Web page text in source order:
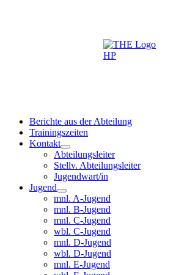
Berichte aus der Abteilung
Trainingszeiten
Kontakt
Abteilungsleiter
Stellv. Abteilungsleiter
Jugendwart/in
Jugend
mnl. A-Jugend
mnl. B-Jugend
mnl. C-Jugend
wbl. C-Jugend
mnl. D-Jugend
wbl. D-Jugend
mnl. E-Jugend